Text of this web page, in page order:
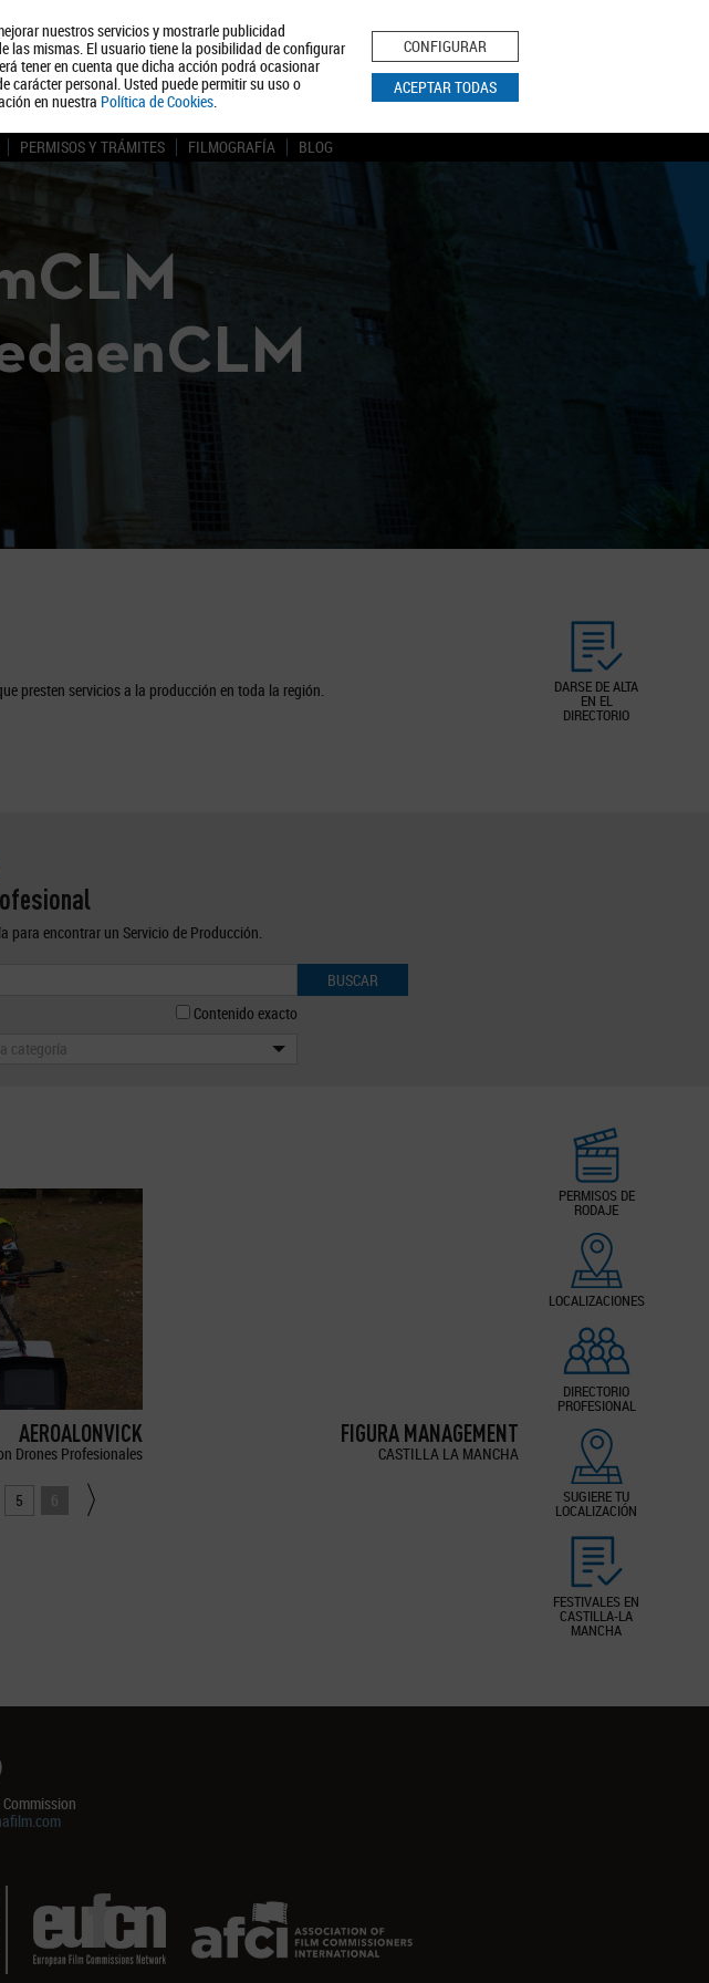
nuestros servicios y mostrarle publicidad
las mismas. El usuario tiene la posibilidad de configurar
tener en cuenta que dicha acción podrá ocasionar
carácter personal. Usted puede permitir su uso o
en nuestra Política de Cookies.
CONFIGURAR
ACEPTAR TODAS
Quiénes somos Turismo Política de Privacidad Aviso Legal Política de Cookies
BUSCAR
PERMISOS Y TRÁMITES FILMOGRAFÍA BLOG
DARSE DE ALTA
EN EL
DIRECTORIO
presten servicios a la producción en toda la región.
para encontrar un Servicio de Producción.
BUSCAR
Contenido exacto
categoría
PERMISOS DE
RODAJE
LOCALIZACIONES
DIRECTORIO
PROFESIONAL
SUGIERE TU
LOCALIZACIÓN
FESTIVALES EN
CASTILLA-LA
MANCHA
AEROALONVICK
Drones Profesionales
FIGURA MANAGEMENT
CASTILLA LA MANCHA
5 6